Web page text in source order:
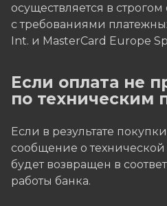
осуществляется в строгом
с требованиями
Int. и MasterCard Europe
Если оплата не
по техническим
Если в результате
сообщение о
будет возвращен в
работы банка.